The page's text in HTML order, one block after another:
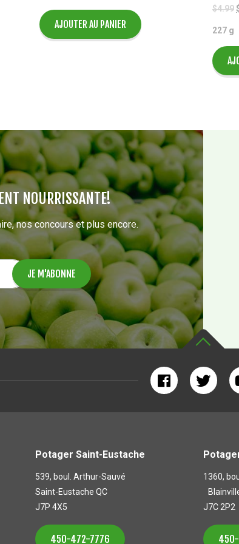
AJOUTER AU PANIER
$4.99
227 g
NOURRISSANTE!
nos concours et plus encore.
Potager Saint-Eustache
539, boul. Arthur-Sauvé
Saint-Eustache QC
J7P 4X5
450-472-7776
1360,
J7C 2P2